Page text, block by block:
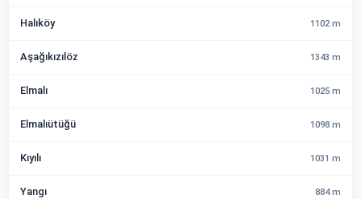
Halıköy 1102 m
Aşağıkızılöz 1343 m
Elmalı 1025 m
Elmalıütüğü 1098 m
Kıyılı 1031 m
Yangı 884 m